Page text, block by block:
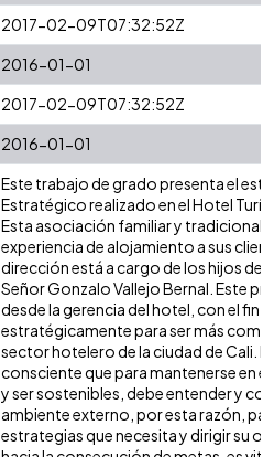
2017-02-09T07:32:52Z
2016-01-01
2017-02-09T07:32:52Z
2016-01-01
Este trabajo de grado presenta el
Estratégico realizado en el Hotel
Esta asociación familiar y tradicional,
experiencia de alojamiento a sus
dirección está a cargo de los hijos del
Señor Gonzalo Vallejo Bernal. Este
desde la gerencia del hotel, con el fin
estratégicamente para ser más
sector hotelero de la ciudad de Cali.
consciente que para mantenerse en
y ser sostenibles, debe entender y
ambiente externo, por esta razón,
estrategias que necesita y dirigir su